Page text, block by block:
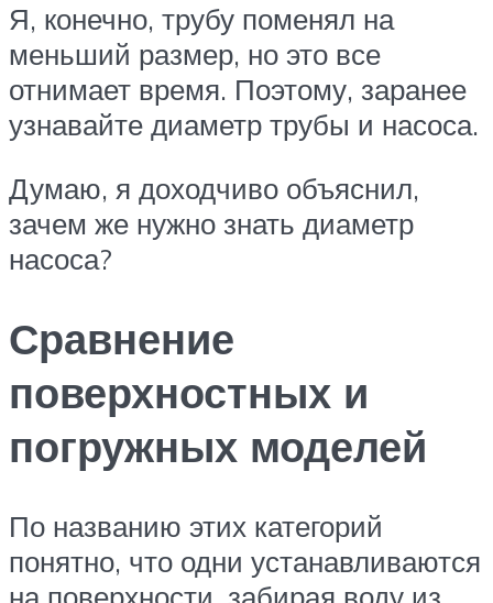
Я, конечно, трубу поменял на
меньший размер, но это все
отнимает время. Поэтому, заранее
узнавайте диаметр трубы и насоса.
Думаю, я доходчиво объяснил,
зачем же нужно знать диаметр
насоса?
Сравнение
поверхностных и
погружных моделей
По названию этих категорий
понятно, что одни устанавливаются